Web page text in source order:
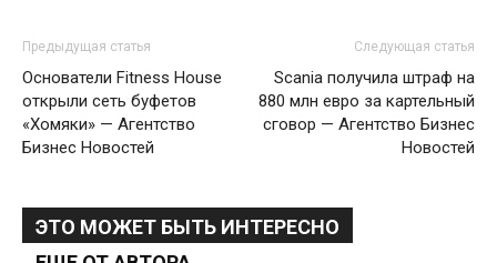
Предыдущая статья
Основатели Fitness House
открыли сеть буфетов
«Хомяки» — Агентство
Бизнес Новостей
Следующая статья
Scania получила штраф на
880 млн евро за картельный
сговор — Агентство Бизнес
Новостей
ЭТО МОЖЕТ БЫТЬ ИНТЕРЕСНО